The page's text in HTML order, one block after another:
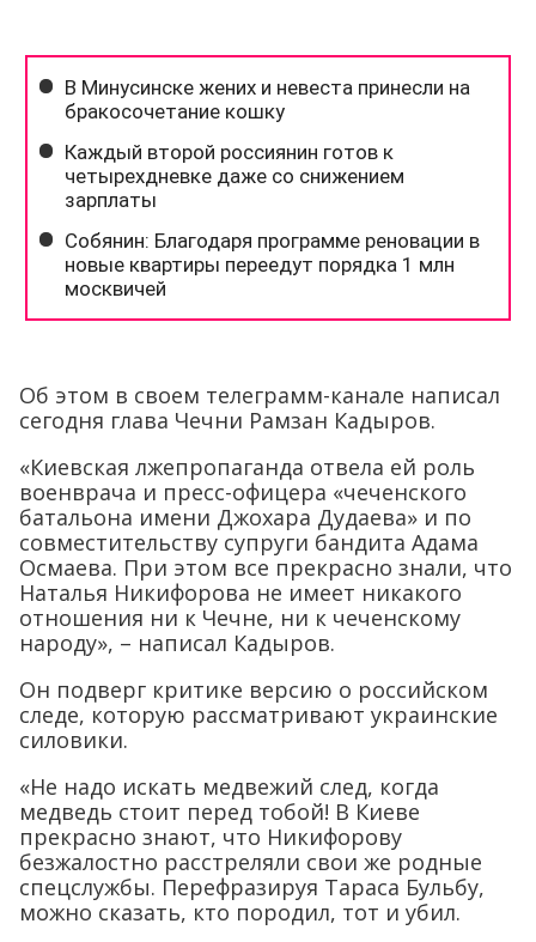
Об этом в своем телеграмм-канале написал
сегодня глава Чечни Рамзан Кадыров.
«Киевская лжепропаганда отвела ей роль
военврача и пресс-офицера «чеченского
батальона имени Джохара Дудаева» и по
совместительству супруги бандита Адама
Осмаева. При этом все прекрасно знали, что
Наталья Никифорова не имеет никакого
отношения ни к Чечне, ни к чеченскому
народу», – написал Кадыров.
Он подверг критике версию о российском
следе, которую рассматривают украинские
силовики.
«Не надо искать медвежий след, когда
медведь стоит перед тобой! В Киеве
прекрасно знают, что Никифорову
безжалостно расстреляли свои же родные
спецслужбы. Перефразируя Тараса Бульбу,
можно сказать, кто породил, тот и убил.